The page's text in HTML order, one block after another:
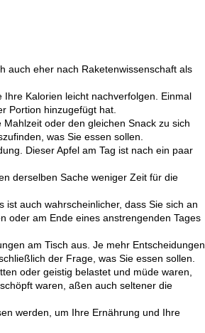
auch eher nach Raketenwissenschaft als
Kalorien leicht nachverfolgen. Einmal
Portion hinzugefügt hat.
oder den gleichen Snack zu sich
was Sie essen sollen.
Dieser Apfel am Tag ist nach ein paar
derselben Sache weniger Zeit für die
auch wahrscheinlicher, dass Sie sich an
oder am Ende eines anstrengenden Tages
am Tisch aus. Je mehr Entscheidungen
der Frage, was Sie essen sollen.
oder geistig belastet und müde waren,
waren, aßen auch seltener die
werden, um Ihre Ernährung und Ihre